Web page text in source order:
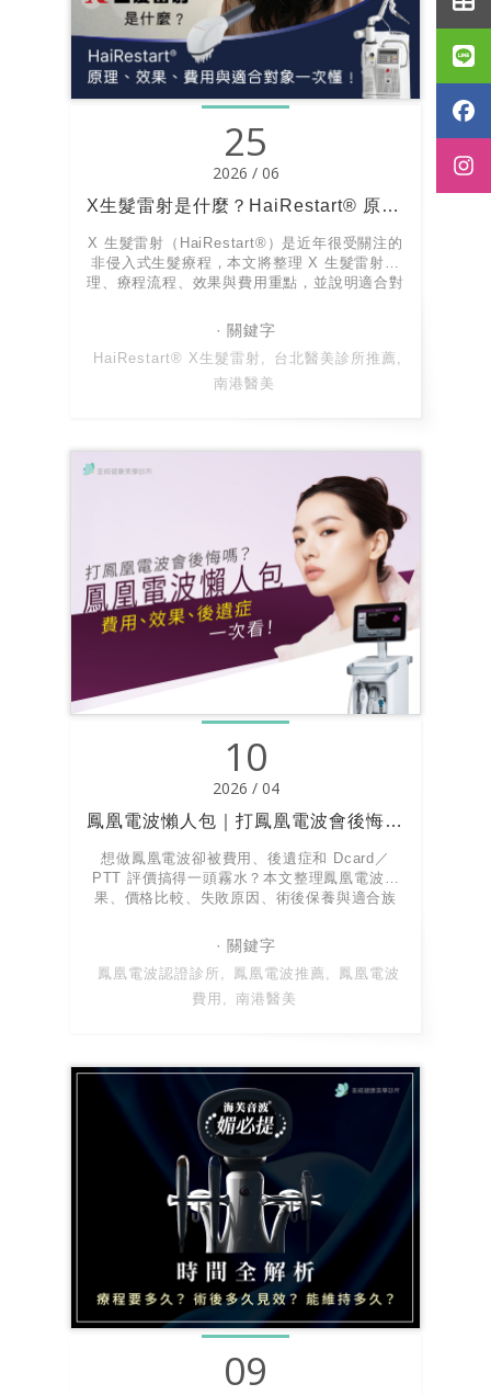
25
2026 / 06
X生髮雷射是什麼？HaiRestart® 原理、效果、費用與適合對象一次懂！
X 生髮雷射（HaiRestart®）是近年很受關注的
非侵入式生髮療程，本文將整理 X 生髮雷射原
理、療程流程、效果與費用重點，並說明適合對
HaiRestart® X生髮雷射
台北醫美診所推薦
南港醫美
10
2026 / 04
鳳凰電波懶人包｜打鳳凰電波會後悔嗎？費用、效果、後遺症一次看！
想做鳳凰電波卻被費用、後遺症和 Dcard／
PTT 評價搞得一頭霧水？本文整理鳳凰電波效
果、價格比較、失敗原因、術後保養與適合族
在評估療程前先看懂風險、價值與關鍵差異！
鳳凰電波認證診所 鳳凰電波推薦
鳳凰電波
費用
南港醫美
09